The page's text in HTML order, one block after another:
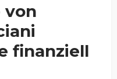
von
finanziell